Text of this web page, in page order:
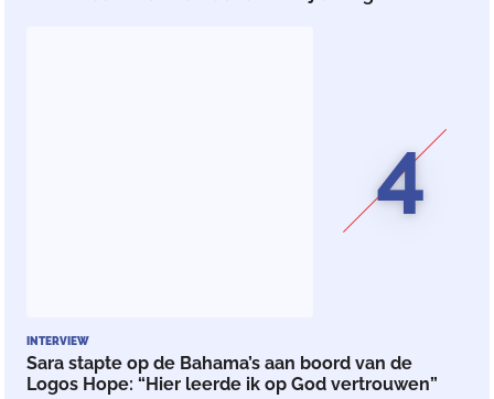
4
INTERVIEW
Sara stapte op de Bahama’s aan boord van de
Logos Hope: “Hier leerde ik op God vertrouwen”